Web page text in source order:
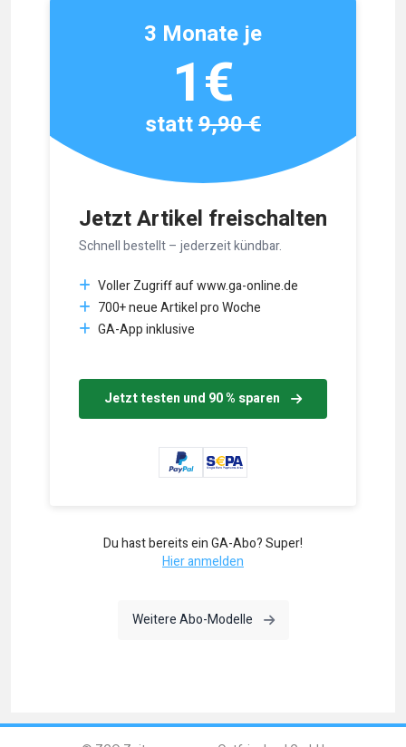
Jetzt Artikel freischalten
Schnell bestellt – jederzeit kündbar.
Voller Zugriff auf www.ga-online.de
700+ neue Artikel pro Woche
GA-App inklusive
Jetzt testen und 90 % sparen
3 Monate je
1€
statt9,90 €
Du hast bereits ein GA-Abo? Super!
Hier anmelden
Weitere Abo-Modelle